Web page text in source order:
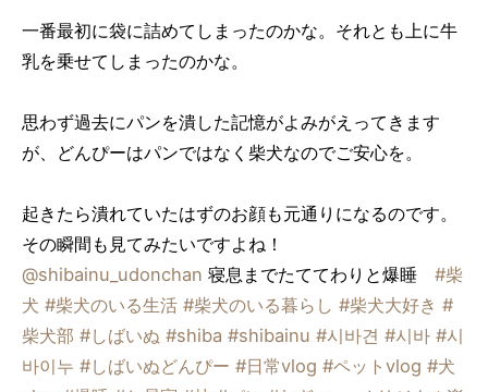
一番最初に袋に詰めてしまったのかな。それとも上に牛
乳を乗せてしまったのかな。
思わず過去にパンを潰した記憶がよみがえってきます
が、どんぴーはパンではなく柴犬なのでご安心を。
起きたら潰れていたはずのお顔も元通りになるのです。
その瞬間も見てみたいですよね！
@shibainu_udonchan 寝息までたててわりと爆睡 #柴
犬 #柴犬のいる生活 #柴犬のいる暮らし #柴犬大好き #
柴犬部 #しばいぬ #shiba #shibainu #시바견 #시바 #시
바이누 #しばいぬどんぴー #日常vlog #ペットvlog #犬